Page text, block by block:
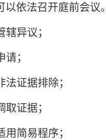
以依法召开庭前会议
辖异议；
请；
法证据排除；
取证据；
用简易程序；